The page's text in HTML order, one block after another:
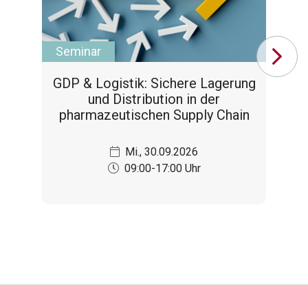
Seminar
GDP & Logistik: Sichere Lagerung
und Distribution in der
pharmazeutischen Supply Chain
Mi., 30.09.2026
09:00-17:00 Uhr